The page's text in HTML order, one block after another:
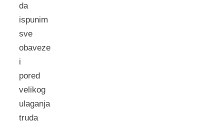
da
ispunim
sve
obaveze
i
pored
velikog
ulaganja
truda